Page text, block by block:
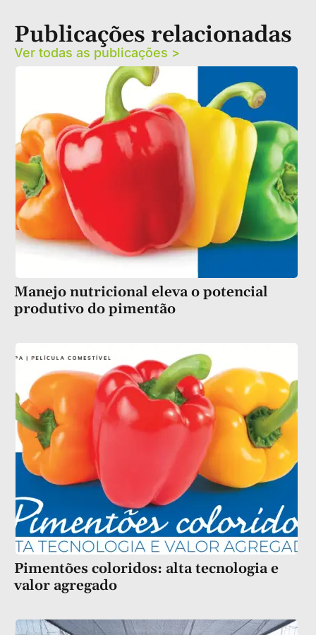
Publicações relacionadas
Ver todas as publicações >
Manejo nutricional eleva o potencial
produtivo do pimentão
Pimentões coloridos: alta tecnologia e
valor agregado